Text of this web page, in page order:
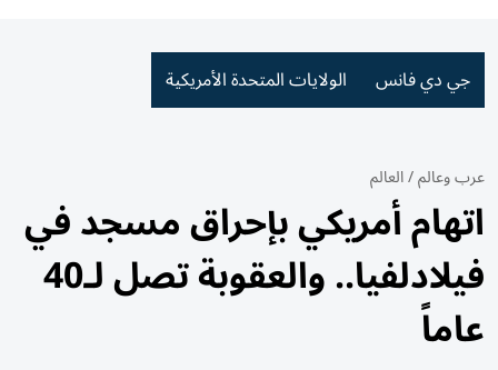
جي دي فانس الولايات المتحدة الأمريكية
عرب وعالم/العالم
اتهام أمريكي بإحراق مسجد في
فيلادلفيا.. والعقوبة تصل لـ40
عاماً